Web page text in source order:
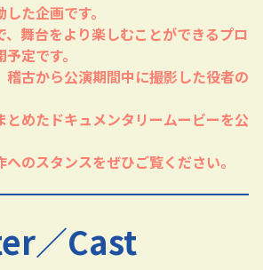
た企画です。
舞台をより楽しむことができるプロ
定です。
稽古から公演期間中に撮影した役者の
とめたドキュメンタリームービーを公
のスタンスをぜひご覧ください。
／Cast